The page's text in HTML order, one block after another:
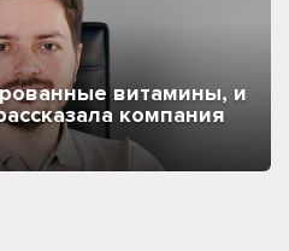
витамины, и
компания